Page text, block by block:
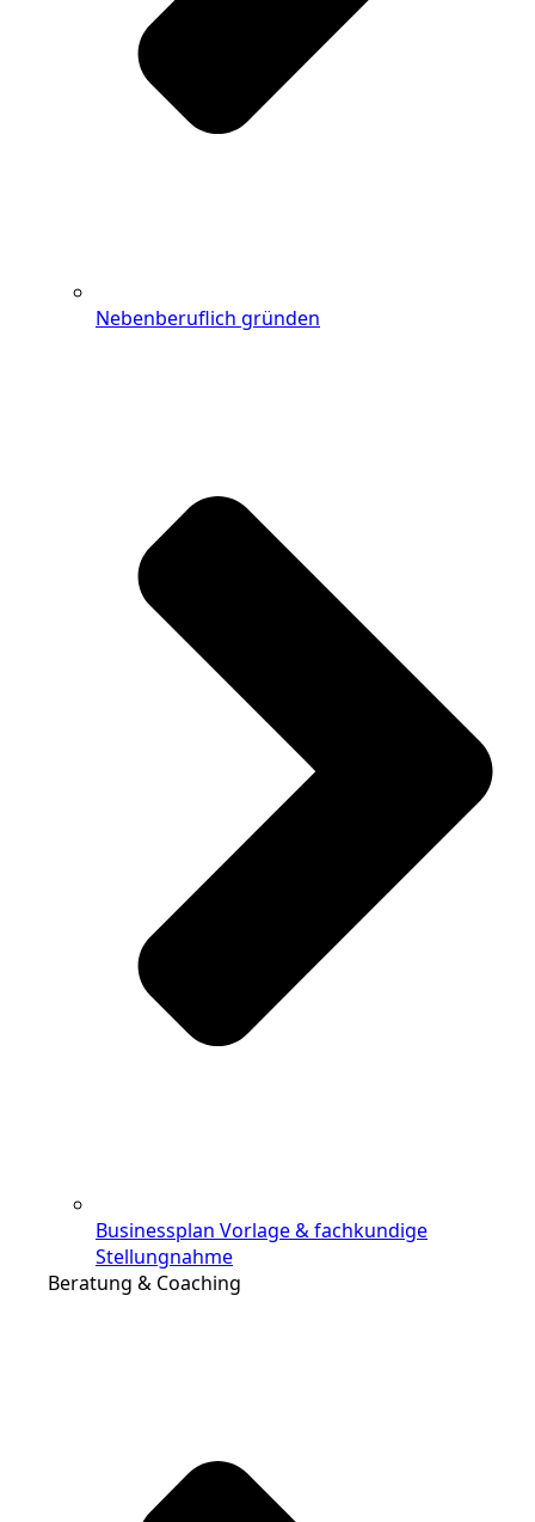
Nebenberuflich gründen
Businessplan Vorlage & fachkundige
Stellungnahme
Beratung & Coaching